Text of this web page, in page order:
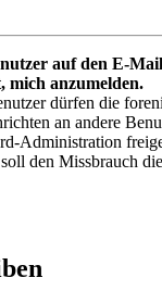
auf den E-
mich anzumelden.
dürfen die
an andere
Administration
den Missbrauch